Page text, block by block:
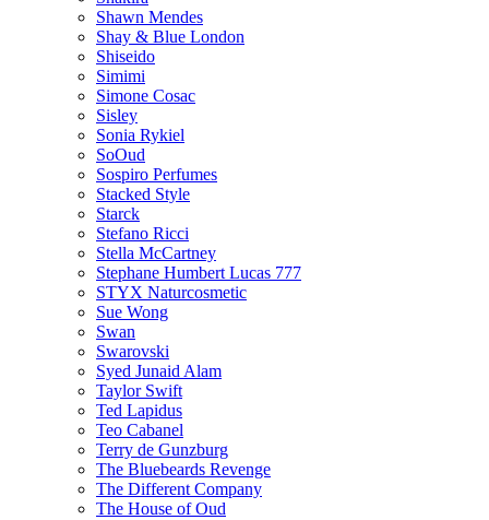
Shawn Mendes
Shay & Blue London
Shiseido
Simimi
Simone Cosac
Sisley
Sonia Rykiel
SoOud
Sospiro Perfumes
Stacked Style
Starck
Stefano Ricci
Stella McCartney
Stephane Humbert Lucas 777
STYX Naturсosmetic
Sue Wong
Swan
Swarovski
Syed Junaid Alam
Taylor Swift
Ted Lapidus
Teo Cabanel
Terry de Gunzburg
The Bluebeards Revenge
The Different Company
The House of Oud